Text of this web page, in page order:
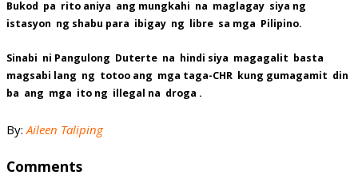
Bukod pa rito aniya ang mungkahi na maglagay siya ng
istasyon ng shabu para ibigay ng libre sa mga Pilipino.
Sinabi ni Pangulong Duterte na hindi siya magagalit basta
magsabi lang ng totoo ang mga taga-CHR kung gumagamit din
ba ang mga ito ng illegal na droga .
By: Aileen Taliping
Comments